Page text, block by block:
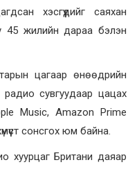
хэсгүүдийг саяхан
45 жилийн дараа бэлэн
цагаар өнөөдрийн
сувгуудаар цацах
Music, Amazon Prime
сонсгох юм байна.
хуурцаг Британи даяар